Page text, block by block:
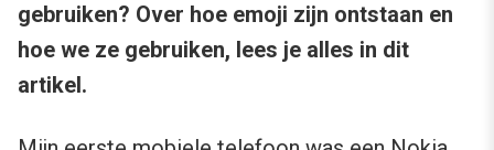
gebruiken? Over hoe emoji zijn ontstaan en
hoe we ze gebruiken, lees je alles in dit
artikel.